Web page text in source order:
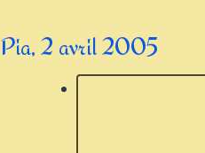
Pia, 2 avril 2005